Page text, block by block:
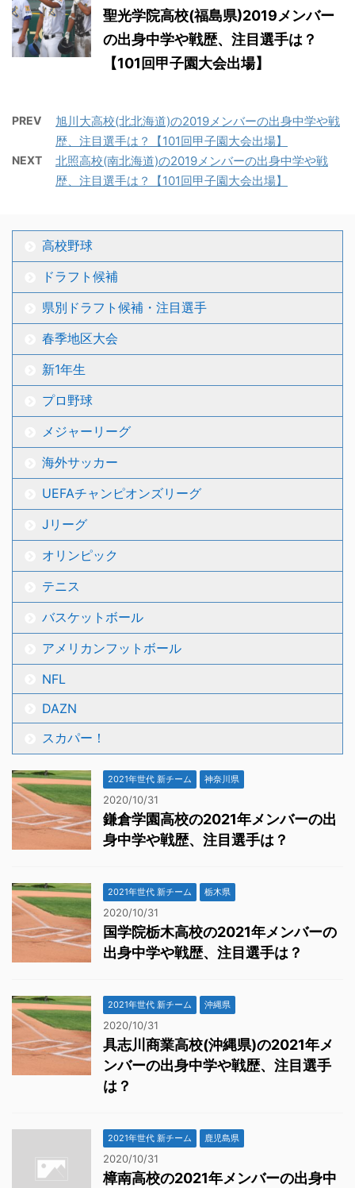
聖光学院高校(福島県)2019メンバー
の出身中学や戦歴、注目選手は？
【101回甲子園大会出場】
PREV
旭川大高校(北北海道)の2019メンバーの出身中学や戦
歴、注目選手は？【101回甲子園大会出場】
NEXT
北照高校(南北海道)の2019メンバーの出身中学や戦
歴、注目選手は？【101回甲子園大会出場】
高校野球
ドラフト候補
県別ドラフト候補・注目選手
春季地区大会
新1年生
プロ野球
メジャーリーグ
海外サッカー
UEFAチャンピオンズリーグ
Jリーグ
オリンピック
テニス
バスケットボール
アメリカンフットボール
NFL
DAZN
スカパー！
2021年世代 新チーム 神奈川県
2020/10/31
鎌倉学園高校の2021年メンバーの出
身中学や戦歴、注目選手は？
2021年世代 新チーム 栃木県
2020/10/31
国学院栃木高校の2021年メンバーの
出身中学や戦歴、注目選手は？
2021年世代 新チーム 沖縄県
2020/10/31
具志川商業高校(沖縄県)の2021年メ
ンバーの出身中学や戦歴、注目選手
は？
2021年世代 新チーム 鹿児島県
2020/10/31
樟南高校の2021年メンバーの出身中